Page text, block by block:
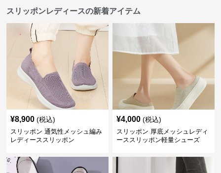
スリッポンレディースの新着アイテム
¥8,900 (税込)
スリッポン 通気性メッシュ編み
レディーススリッポン
¥4,000 (税込)
スリッポン 厚底メッシュレディ
ーススリッポン軽量シューズ